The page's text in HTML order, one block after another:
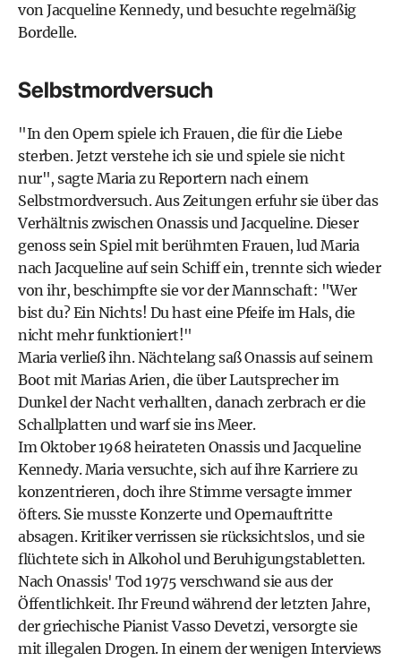
von Jacqueline Kennedy, und besuchte regelmäßig
Bordelle.
Selbstmordversuch
"In den Opern spiele ich Frauen, die für die Liebe
sterben. Jetzt verstehe ich sie und spiele sie nicht
nur", sagte Maria zu Reportern nach einem
Selbstmordversuch. Aus Zeitungen erfuhr sie über das
Verhältnis zwischen Onassis und Jacqueline. Dieser
genoss sein Spiel mit berühmten Frauen, lud Maria
nach Jacqueline auf sein Schiff ein, trennte sich wieder
von ihr, beschimpfte sie vor der Mannschaft: "Wer
bist du? Ein Nichts! Du hast eine Pfeife im Hals, die
nicht mehr funktioniert!"
Maria verließ ihn. Nächtelang saß Onassis auf seinem
Boot mit Marias Arien, die über Lautsprecher im
Dunkel der Nacht verhallten, danach zerbrach er die
Schallplatten und warf sie ins Meer.
Im Oktober 1968 heirateten Onassis und Jacqueline
Kennedy. Maria versuchte, sich auf ihre Karriere zu
konzentrieren, doch ihre Stimme versagte immer
öfters. Sie musste Konzerte und Opernauftritte
absagen. Kritiker verrissen sie rücksichtslos, und sie
flüchtete sich in Alkohol und Beruhigungstabletten.
Nach Onassis' Tod 1975 verschwand sie aus der
Öffentlichkeit. Ihr Freund während der letzten Jahre,
der griechische Pianist Vasso Devetzi, versorgte sie
mit illegalen Drogen. In einem der wenigen Interviews